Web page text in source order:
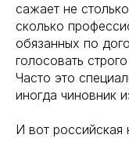
сажает не
сколько
обязанных по
голосовать
Часто это
иногда чиновник
И вот российская